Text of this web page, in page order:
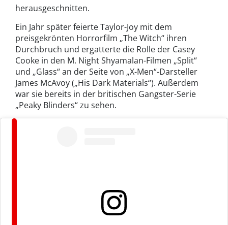
herausgeschnitten.
Ein Jahr später feierte Taylor-Joy mit dem
preisgekrönten Horrorfilm „The Witch“ ihren
Durchbruch und ergatterte die Rolle der Casey
Cooke in den M. Night Shyamalan-Filmen „Split“
und „Glass“ an der Seite von „X-Men“-Darsteller
James McAvoy („His Dark Materials“). Außerdem
war sie bereits in der britischen Gangster-Serie
„Peaky Blinders“ zu sehen.